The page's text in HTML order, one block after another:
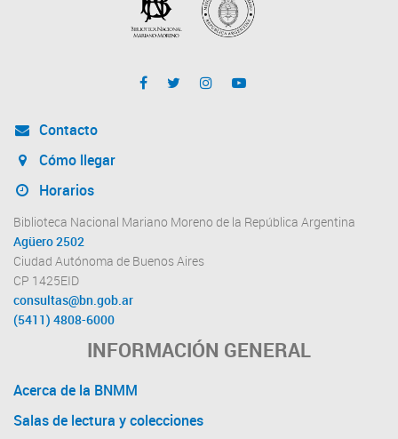
Contacto
Cómo llegar
Horarios
Biblioteca Nacional Mariano Moreno de la República Argentina
Agüero 2502
Ciudad Autónoma de Buenos Aires
CP 1425EID
consultas@bn.gob.ar
(5411) 4808-6000
INFORMACIÓN GENERAL
Acerca de la BNMM
Salas de lectura y colecciones